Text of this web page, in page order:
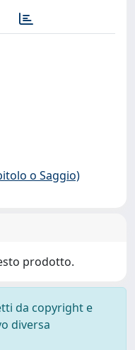
o Saggio)
prodotto.
da copyright e
diversa